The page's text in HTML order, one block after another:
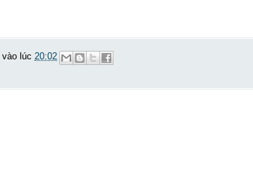
vào lúc 20:02